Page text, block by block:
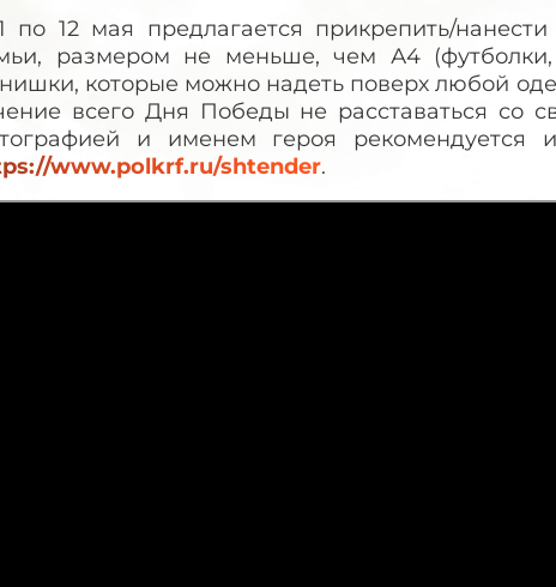
по 12 мая предлагается прикрепить/
размером не меньше, чем А4
которые можно надеть поверх любой
всего Дня Победы не расставаться со
и именем героя рекомендуется
www.polkrf.ru/shtender.